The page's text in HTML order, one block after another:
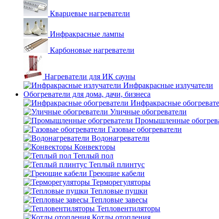
Кварцевые нагреватели
Инфракрасные лампы
Карбоновые нагреватели
Нагреватели для ИК сауны
Инфракрасные излучатели
Обогреватели для дома, дачи, бизнеса
Инфракрасные
Уличные обогреватели
Промышленные
Газовые обогреватели
Водонагреватели
Конвекторы
Теплый пол
Теплый плинтус
Греющие кабели
Терморегуляторы
Тепловые пушки
Тепловые завесы
Тепловентиляторы
Котлы отопления